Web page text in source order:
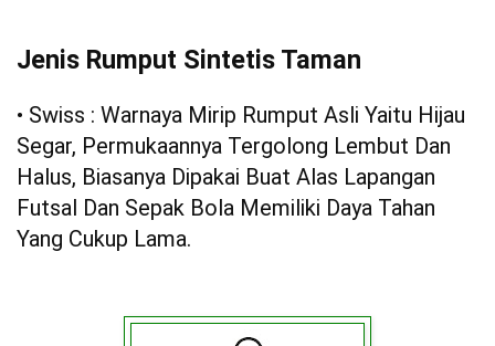
Jenis Rumput Sintetis Taman
• Swiss : Warnaya Mirip Rumput Asli Yaitu Hijau
Segar, Permukaannya Tergolong Lembut Dan
Halus, Biasanya Dipakai Buat Alas Lapangan
Futsal Dan Sepak Bola Memiliki Daya Tahan
Yang Cukup Lama.